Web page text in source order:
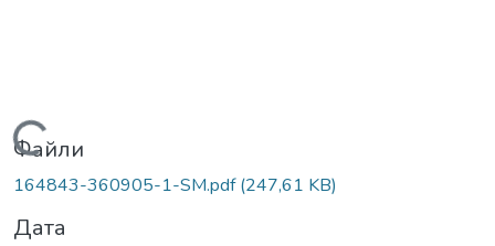
Вантажиться...
Файли
164843-360905-1-SM.pdf(247,61 KB)
Дата